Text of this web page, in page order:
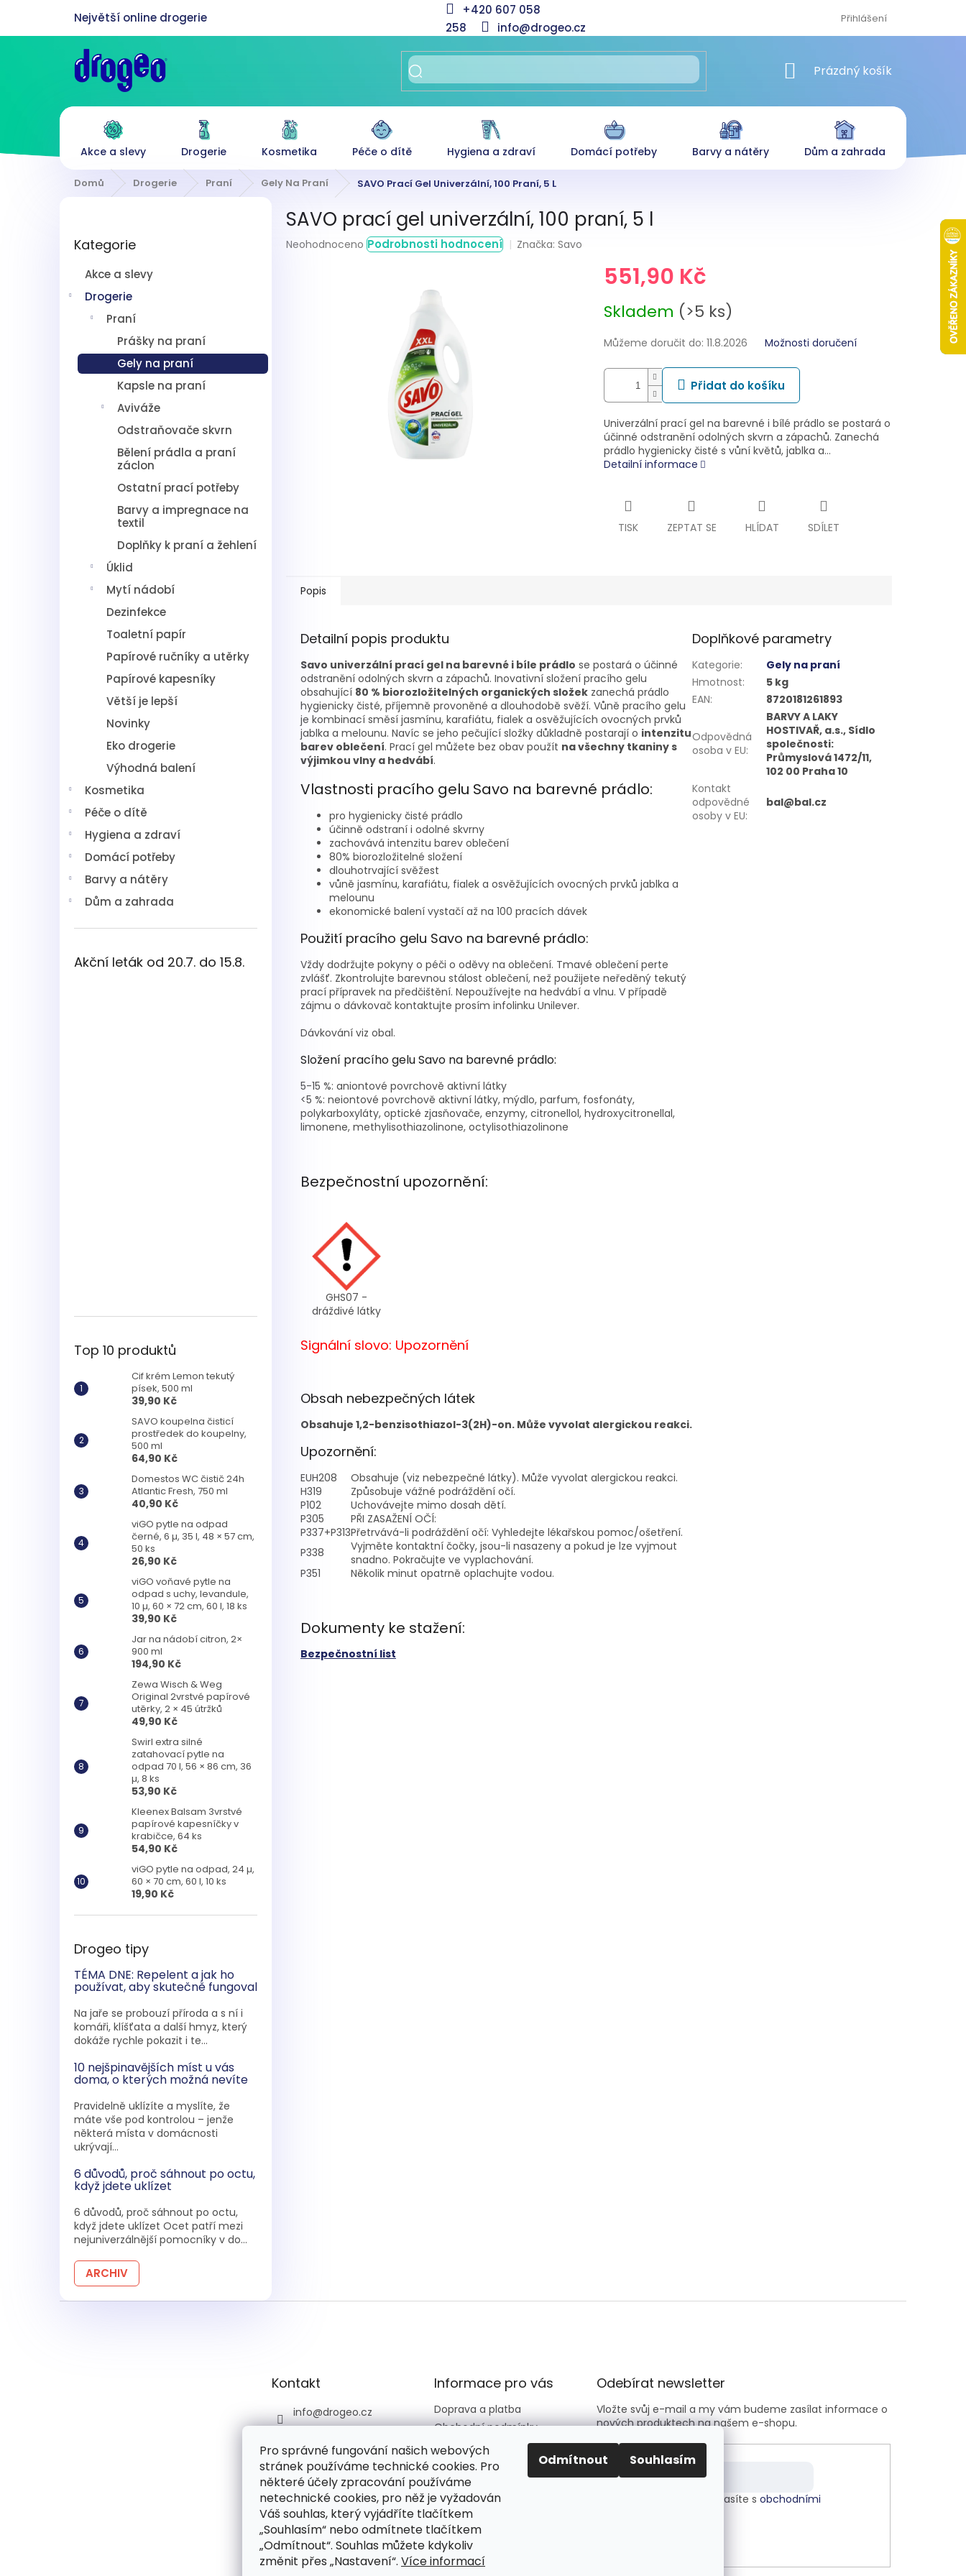
Pro správné fungování našich webových
stránek používáme technické cookies. Pro
některé účely zpracování používáme
netechnické cookies, pro něž je vyžadován
Váš souhlas, který vyjádříte tlačítkem
„Souhlasím“ nebo odmítnete tlačítkem
„Odmítnout“. Souhlas můžete kdykoliv
změnit přes „Nastavení“. Více informací
Odmítnout Souhlasím
obsah
+420 607 058
258
info@drogeo.cz
Přihlášení
NÁKUPNÍ KOŠÍK
Prázdný košík
Akce a slevy Drogerie Kosmetika Péče o dítě Hygiena a zdraví Domácí potřeby Barvy a nátěry Dům a zahrada
Domů Drogerie Praní Gely Na Praní SAVO Prací Gel Univerzální, 100 Praní, 5 L
kategorie
Kategorie
Akce a slevy
Drogerie
Praní
Prášky na praní
Gely na praní
Kapsle na praní
Aviváže
Odstraňovače skvrn
Bělení prádla a praní
záclon
Ostatní prací potřeby
Barvy a impregnace na
textil
Doplňky k praní a žehlení
Úklid
Mytí nádobí
Dezinfekce
Toaletní papír
Papírové ručníky a utěrky
Papírové kapesníky
Větší je lepší
Novinky
Eko drogerie
Výhodná balení
Kosmetika
Péče o dítě
Hygiena a zdraví
Domácí potřeby
Barvy a nátěry
Dům a zahrada
Akční leták od 20.7. do 15.8.
Top 10 produktů
Cif krém Lemon tekutý
písek, 500 ml
39,90 Kč
SAVO koupelna čisticí
prostředek do koupelny,
500 ml
64,90 Kč
Domestos WC čistič 24h
Atlantic Fresh, 750 ml
40,90 Kč
viGO pytle na odpad
černé, 6 µ, 35 l, 48 × 57 cm,
50 ks
26,90 Kč
viGO voňavé pytle na
odpad s uchy, levandule,
10 µ, 60 × 72 cm, 60 l, 18 ks
39,90 Kč
Jar na nádobí citron, 2×
900 ml
194,90 Kč
Zewa Wisch & Weg
Original 2vrstvé papírové
utěrky, 2 × 45 útržků
49,90 Kč
Swirl extra silné
zatahovací pytle na
odpad 70 l, 56 × 86 cm, 36
µ, 8 ks
53,90 Kč
Kleenex Balsam 3vrstvé
papírové kapesníčky v
krabičce, 64 ks
54,90 Kč
viGO pytle na odpad, 24 µ,
60 × 70 cm, 60 l, 10 ks
19,90 Kč
Drogeo tipy
TÉMA DNE: Repelent a jak ho
používat, aby skutečně fungoval
Na jaře se probouzí příroda a s ní i
komáři, klíšťata a další hmyz, který
dokáže rychle pokazit i te...
10 nejšpinavějších míst u vás
doma, o kterých možná nevíte
Pravidelně uklízíte a myslíte, že
máte vše pod kontrolou – jenže
některá místa v domácnosti
ukrývají...
6 důvodů, proč sáhnout po octu,
když jdete uklízet
6 důvodů, proč sáhnout po octu,
když jdete uklízet Ocet patří mezi
nejuniverzálnější pomocníky v do...
ARCHIV
SAVO prací gel univerzální, 100 praní, 5 l
Průměrné
Neohodnoceno Podrobnosti hodnocení Značka:Savo
551,90 Kč
cena:
Skladem (>5 ks)
Můžeme doručit do: 11.8.2026 Možnosti doručení
Přidat do košíku
Univerzální prací gel na barevné i bílé prádlo se postará o
účinné odstranění odolných skvrn a zápachů. Zanechá
prádlo hygienicky čisté s vůní květů, jablka a…
Detailní informace
TISK ZEPTAT SE HLÍDAT SDÍLET
Popis
Detailní popis produktu
Savo univerzální prací gel na barevné i bíle prádlo se postará o účinné
odstranění odolných skvrn a zápachů. Inovativní složení pracího gelu
obsahující 80 % biorozložitelných organických složek zanechá prádlo
hygienicky čisté, příjemně provoněné a dlouhodobě svěží. Vůně pracího gelu
je kombinací směsí jasmínu, karafiátu, fialek a osvěžujících ovocných prvků
jablka a melounu. Navíc se jeho pečující složky důkladně postarají o intenzitu
barev oblečení. Prací gel můžete bez obav použít na všechny tkaniny s
výjimkou vlny a hedvábí.
Vlastnosti pracího gelu Savo na barevné prádlo:
pro hygienicky čisté prádlo
účinně odstraní i odolné skvrny
zachovává intenzitu barev oblečení
80% biorozložitelné složení
dlouhotrvající svěžest
vůně jasmínu, karafiátu, fialek a osvěžujících ovocných prvků jablka a
melounu
ekonomické balení vystačí až na 100 pracích dávek
Použití pracího gelu Savo na barevné prádlo:
Vždy dodržujte pokyny o péči o oděvy na oblečení. Tmavé oblečení perte
zvlášť. Zkontrolujte barevnou stálost oblečení, než použijete neředěný tekutý
prací přípravek na předčištění. Nepoužívejte na hedvábí a vlnu. V případě
zájmu o dávkovač kontaktujte prosím infolinku Unilever.
Dávkování viz obal.
Složení pracího gelu Savo na barevné prádlo:
5-15 %: aniontové povrchově aktivní látky
<5 %: neiontové povrchově aktivní látky, mýdlo, parfum, fosfonáty,
polykarboxyláty, optické zjasňovače, enzymy, citronellol, hydroxycitronellal,
limonene, methylisothiazolinone, octylisothiazolinone
Bezpečnostní upozornění:
GHS07 -
dráždivé látky
Signální slovo: Upozornění
Obsah nebezpečných látek
Obsahuje 1,2-benzisothiazol-3(2H)-on. Může vyvolat alergickou reakci.
Upozornění:
EUH208
Obsahuje (viz nebezpečné látky). Může vyvolat alergickou reakci.
H319
Způsobuje vážné podráždění očí.
P102
Uchovávejte mimo dosah dětí.
P305
PŘI ZASAŽENÍ OČÍ:
P337+P313Přetrvává-li podráždění očí: Vyhledejte lékařskou pomoc/ošetření.
P338
Vyjměte kontaktní čočky, jsou-li nasazeny a pokud je lze vyjmout
snadno. Pokračujte ve vyplachování.
P351
Několik minut opatrně oplachujte vodou.
Dokumenty ke stažení:
Bezpečnostní list
Doplňkové parametry
Kategorie:
Gely na praní
Hmotnost:
5 kg
EAN: 8720181261893
Odpovědná
osoba v EU:
BARVY A LAKY
HOSTIVAŘ, a.s., Sídlo
společnosti:
Průmyslová 1472/11,
102 00 Praha 10
Kontakt
odpovědné
osoby v EU:
bal@bal.cz
Kontakt
info@drogeo.cz
+420 607 058 258 (v
pracovní dny 08:00-1
6:00)
drogeocz
drogeo_online_droge
rie
Informace pro vás
Doprava a platba
Obchodní podmínky
Kontakty
Hodnocení obchodu
Odebírat newsletter
Vložte svůj e-mail a my vám budeme zasílat informace o
nových produktech na našem e-shopu.
E-mail
Vložením e-mailu souhlasíte sobchodními